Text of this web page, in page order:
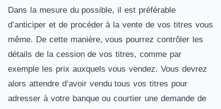
Dans la mesure du possible, il est préférable
d’anticiper et de procéder à la vente de vos titres vous
même. De cette manière, vous pourrez contrôler les
détails de la cession de vos titres, comme par
exemple les prix auxquels vous vendez. Vous devrez
alors attendre d’avoir vendu tous vos titres pour
adresser à votre banque ou courtier une demande de